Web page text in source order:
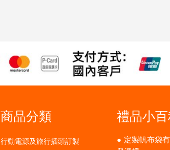
商品分類
行動電源及旅行插頭訂製
禮品小
定製帆布袋